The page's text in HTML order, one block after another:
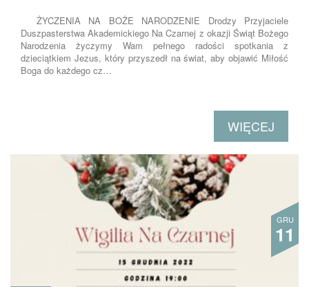
ŻYCZENIA NA BOŻE NARODZENIE Drodzy Przyjaciele
Duszpasterstwa Akademickiego Na Czarnej z okazji Świąt Bożego
Narodzenia życzymy Wam pełnego radości spotkania z
dzieciątkiem Jezus, który przyszedł na świat, aby objawić Miłość
Boga do każdego cz…
WIĘCEJ
GRU
11